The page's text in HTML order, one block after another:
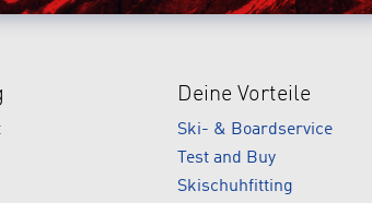
Deine Vorteile
Ski- & Boardservice
Test and Buy
Skischuhfitting